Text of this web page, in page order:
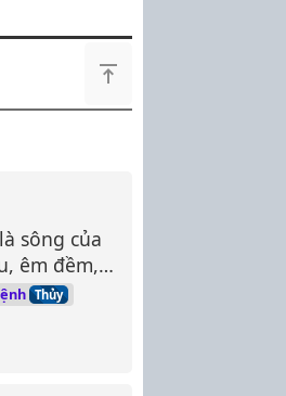
sông của
êm đềm,
Thủy